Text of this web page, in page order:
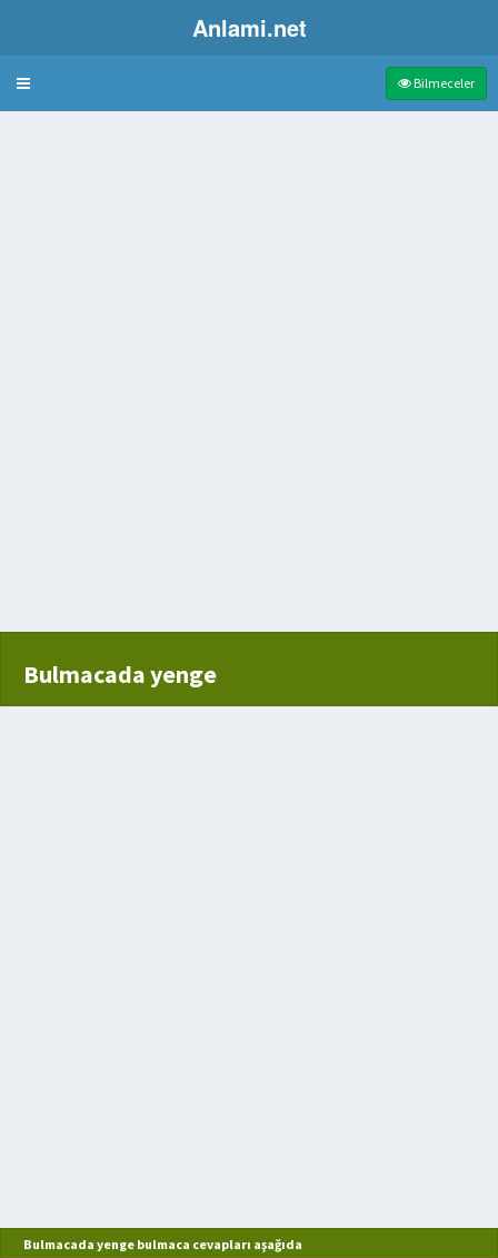
Anlami.net
Bulmaca Bilmeceler
Bulmacada yenge
Bulmacada yenge bulmaca cevapları aşağıda